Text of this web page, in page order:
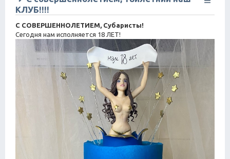
КЛУБ!!!!
С СОВЕРШЕННОЛЕТИЕМ, Субаристы!
Сегодня нам исполняется 18 ЛЕТ!